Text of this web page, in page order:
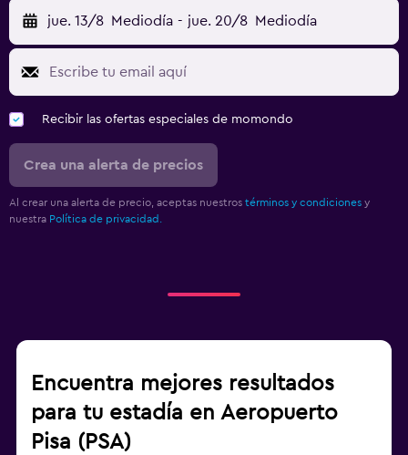
jue. 13/8 Mediodía - jue. 20/8 Mediodía
Recibir las ofertas especiales de momondo
Crea una alerta de precios
Al crear una alerta de precio, aceptas nuestros términos y condiciones y
nuestra Política de privacidad.
Encuentra mejores resultados
para tu estadía en Aeropuerto
Pisa (PSA)